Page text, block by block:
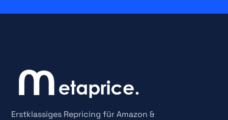
Erstklassiges Repricing für Amazon &